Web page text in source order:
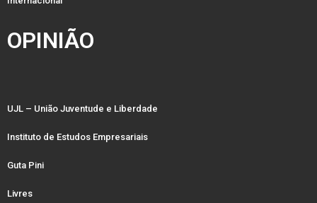
OPINIÃO
UJL – União Juventude e Liberdade
Instituto de Estudos Empresariais
Guta Pini
Livres